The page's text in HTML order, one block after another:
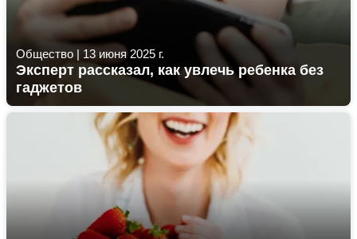
Общество | 13 июня 2025 г.
Эксперт рассказал, как увлечь ребенка без
гаджетов